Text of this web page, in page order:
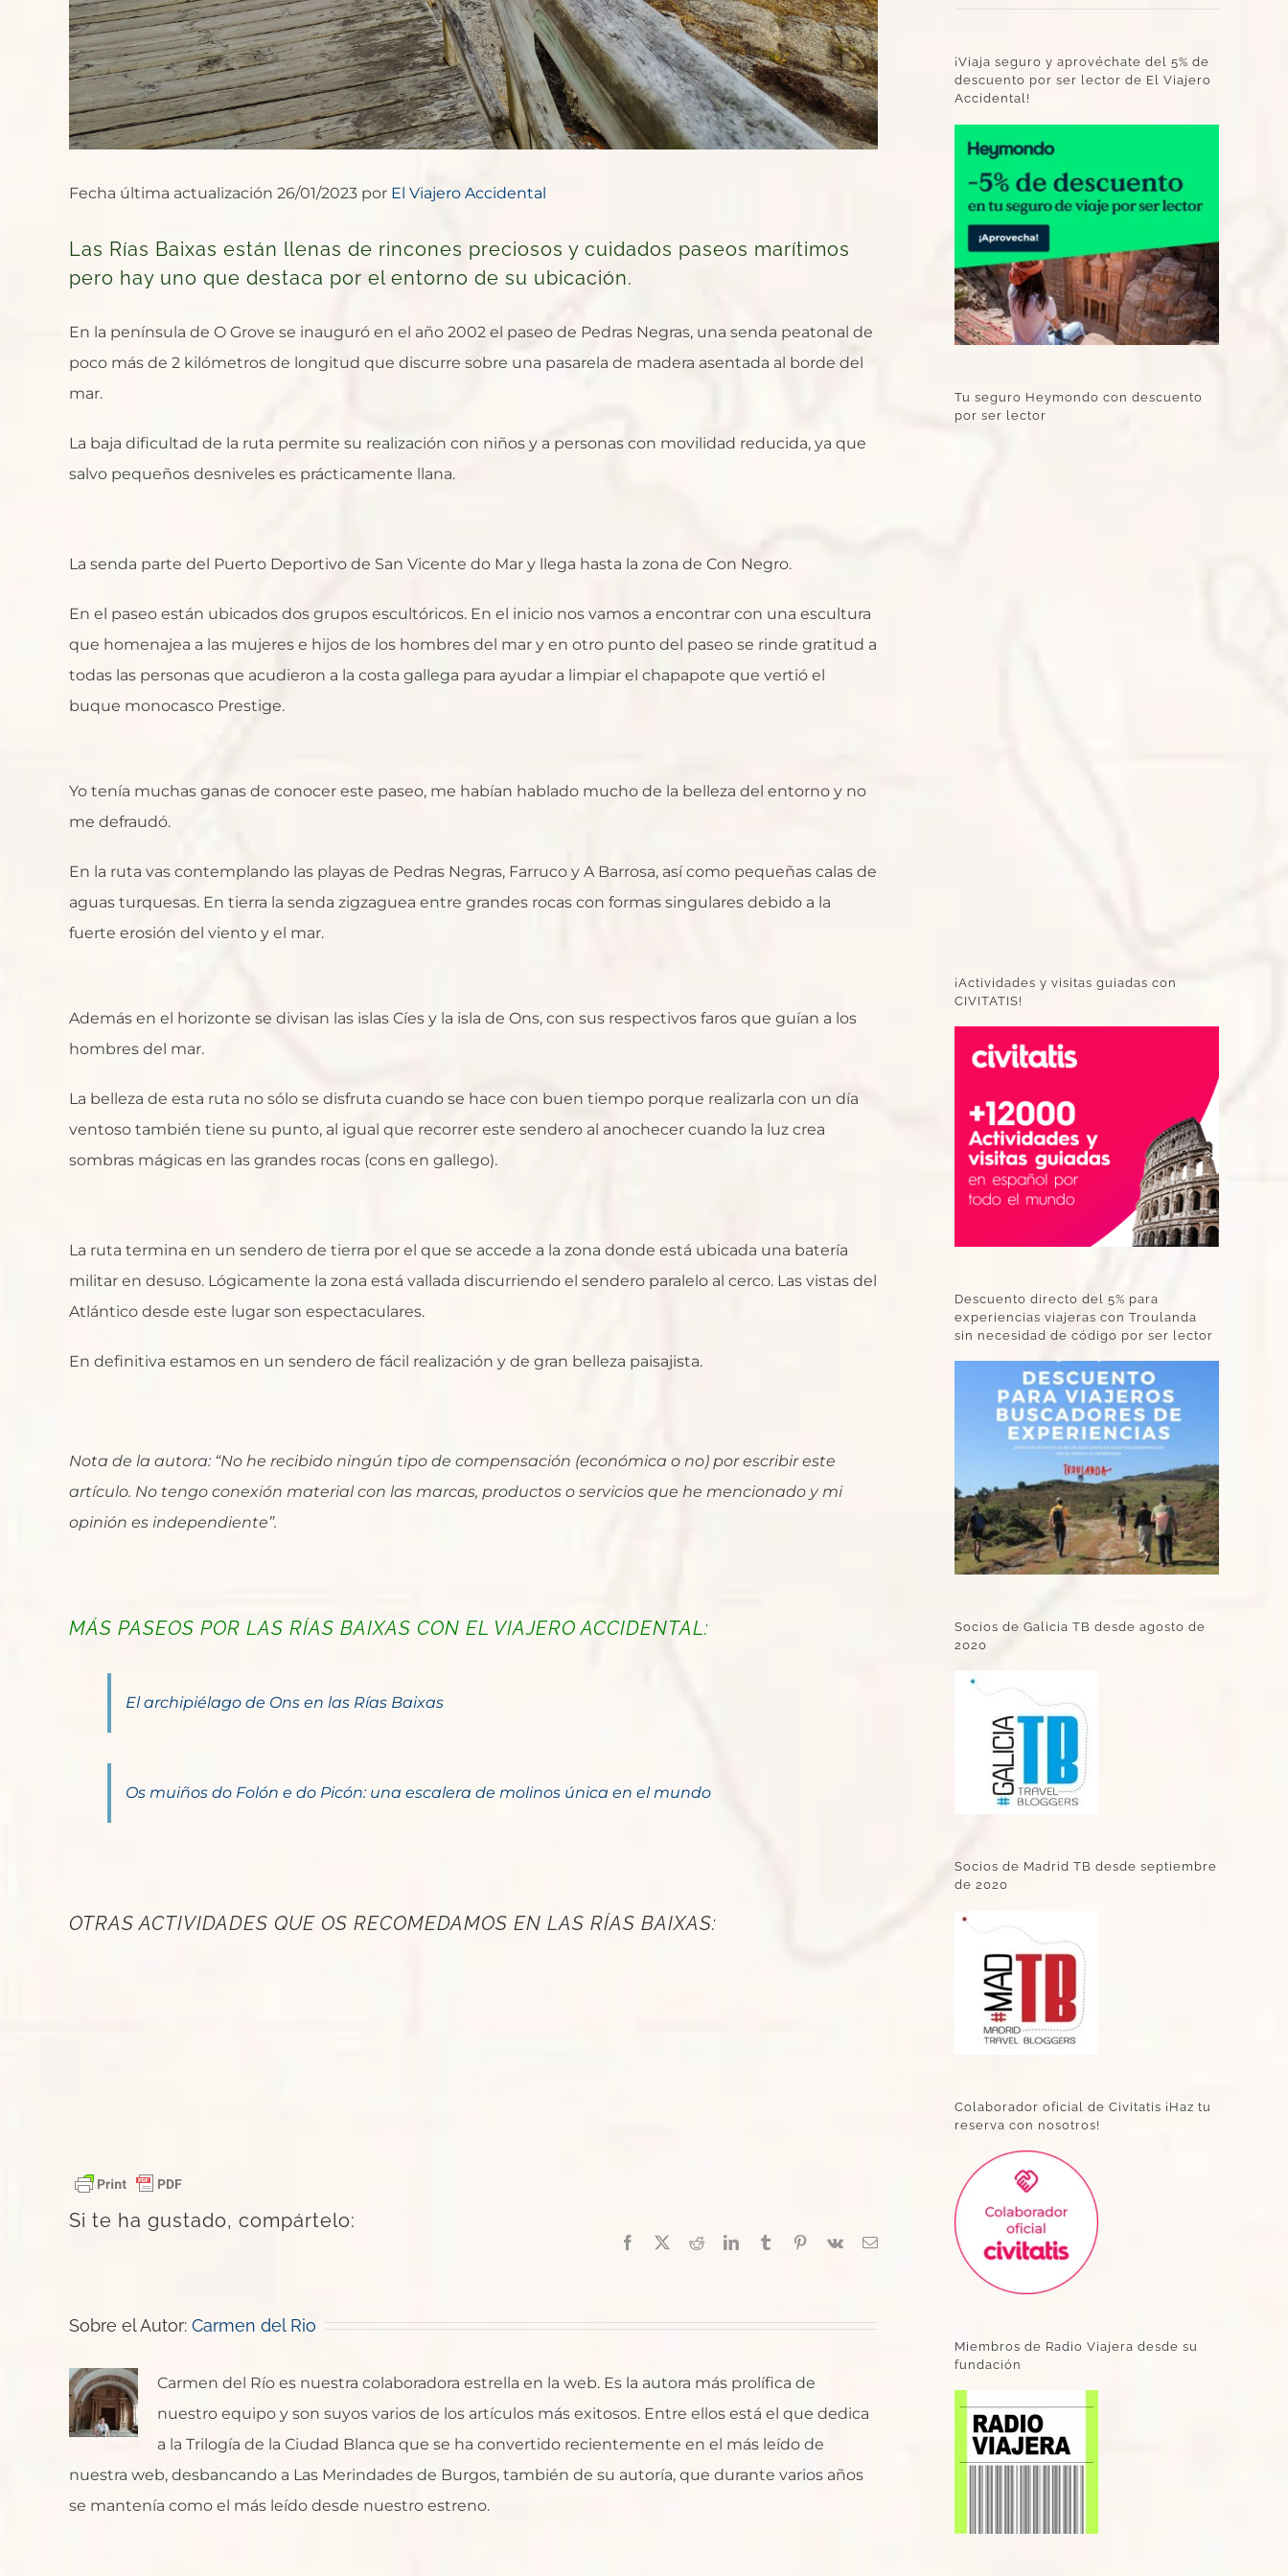
Fecha última actualización 26/01/2023 por El Viajero Accidental
Las Rías Baixas están llenas de rincones preciosos y cuidados paseos marítimos
pero hay uno que destaca por el entorno de su ubicación.
En la península de O Grove se inauguró en el año 2002 el paseo de Pedras Negras, una senda peatonal de
poco más de 2 kilómetros de longitud que discurre sobre una pasarela de madera asentada al borde del
mar.
La baja dificultad de la ruta permite su realización con niños y a personas con movilidad reducida, ya que
salvo pequeños desniveles es prácticamente llana.
La senda parte del Puerto Deportivo de San Vicente do Mar y llega hasta la zona de Con Negro.
En el paseo están ubicados dos grupos escultóricos. En el inicio nos vamos a encontrar con una escultura
que homenajea a las mujeres e hijos de los hombres del mar y en otro punto del paseo se rinde gratitud a
todas las personas que acudieron a la costa gallega para ayudar a limpiar el chapapote que vertió el
buque monocasco Prestige.
Yo tenía muchas ganas de conocer este paseo, me habían hablado mucho de la belleza del entorno y no
me defraudó.
En la ruta vas contemplando las playas de Pedras Negras, Farruco y A Barrosa, así como pequeñas calas de
aguas turquesas. En tierra la senda zigzaguea entre grandes rocas con formas singulares debido a la
fuerte erosión del viento y el mar.
Además en el horizonte se divisan las islas Cíes y la isla de Ons, con sus respectivos faros que guían a los
hombres del mar.
La belleza de esta ruta no sólo se disfruta cuando se hace con buen tiempo porque realizarla con un día
ventoso también tiene su punto, al igual que recorrer este sendero al anochecer cuando la luz crea
sombras mágicas en las grandes rocas (cons en gallego).
La ruta termina en un sendero de tierra por el que se accede a la zona donde está ubicada una batería
militar en desuso. Lógicamente la zona está vallada discurriendo el sendero paralelo al cerco. Las vistas del
Atlántico desde este lugar son espectaculares.
En definitiva estamos en un sendero de fácil realización y de gran belleza paisajista.
Nota de la autora: “No he recibido ningún tipo de compensación (económica o no) por escribir este
artículo. No tengo conexión material con las marcas, productos o servicios que he mencionado y mi
opinión es independiente”.
MÁS PASEOS POR LAS RÍAS BAIXAS CON EL VIAJERO ACCIDENTAL:
El archipiélago de Ons en las Rías Baixas
Os muiños do Folón e do Picón: una escalera de molinos única en el mundo
OTRAS ACTIVIDADES QUE OS RECOMEDAMOS EN LAS RÍAS BAIXAS:
Si te ha gustado, compártelo:
Facebook RedditLinkedInTumblr Pinterest
Vk
Correo
Sobre el Autor: Carmen del Rio
Carmen del Río es nuestra colaboradora estrella en la web. Es la autora más prolífica de
nuestro equipo y son suyos varios de los artículos más exitosos. Entre ellos está el que dedica
a la Trilogía de la Ciudad Blanca que se ha convertido recientemente en el más leído de
nuestra web, desbancando a Las Merindades de Burgos, también de su autoría, que durante varios años
se mantenía como el más leído desde nuestro estreno.
¡Viaja seguro y aprovéchate del 5% de
descuento por ser lector de El Viajero
Accidental!
Tu seguro Heymondo con descuento
por ser lector
¡Actividades y visitas guiadas con
CIVITATIS!
Descuento directo del 5% para
experiencias viajeras con Troulanda
sin necesidad de código por ser lector
Socios de Galicia TB desde agosto de
2020
Socios de Madrid TB desde septiembre
de 2020
Colaborador oficial de Civitatis ¡Haz tu
reserva con nosotros!
Miembros de Radio Viajera desde su
fundación